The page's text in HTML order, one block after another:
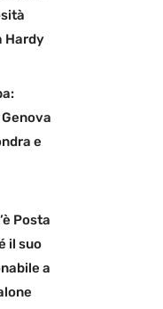
Hardy
e
Posta
il suo
a